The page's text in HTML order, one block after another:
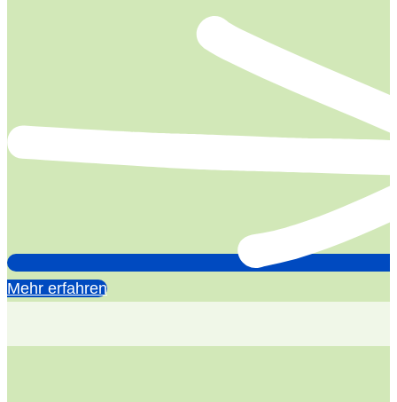
Mehr erfahren